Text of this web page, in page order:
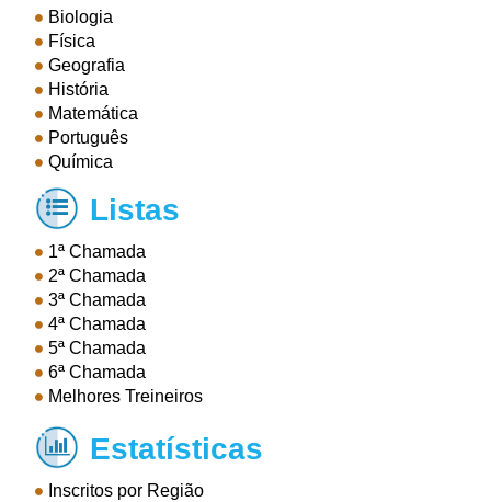
Biologia
Física
Geografia
História
Matemática
Português
Química
 Listas
1ª Chamada
2ª Chamada
3ª Chamada
4ª Chamada
5ª Chamada
6ª Chamada
Melhores Treineiros
 Estatísticas
Inscritos por Região